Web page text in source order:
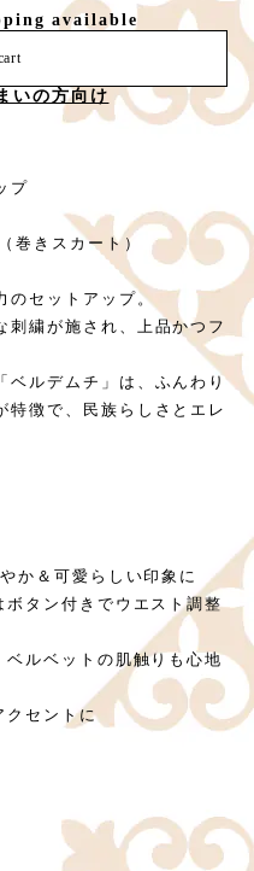
available
いの方向け
プ
巻きスカート）
のセットアップ。
刺繍が施され、上品かつフ
ベルデムチ」は、ふんわり
特徴で、民族らしさとエレ
か＆可愛らしい印象に
タン付きでウエスト調整
ルベットの肌触りも心地
クセントに